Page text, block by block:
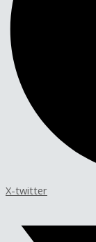
X-twitter